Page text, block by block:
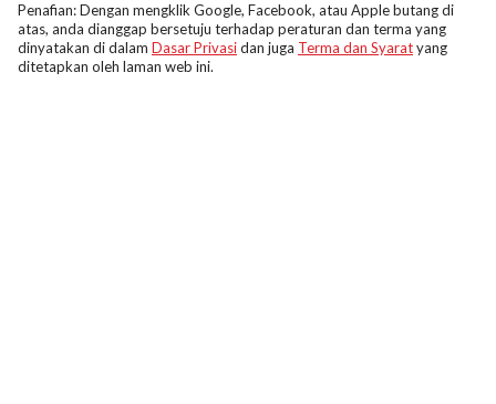
Penafian: Dengan mengklik Google, Facebook, atau Apple butang di
atas, anda dianggap bersetuju terhadap peraturan dan terma yang
dinyatakan di dalam Dasar Privasidan juga Terma dan Syaratyang
ditetapkan oleh laman web ini.